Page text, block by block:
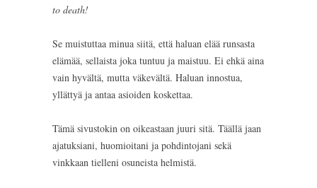
to death!
Se muistuttaa minua siitä, että haluan elää runsasta
elämää, sellaista joka tuntuu ja maistuu. Ei ehkä aina
vain hyvältä, mutta väkevältä. Haluan innostua,
yllättyä ja antaa asioiden koskettaa.
Tämä sivustokin on oikeastaan juuri sitä. Täällä jaan
ajatuksiani, huomioitani ja pohdintojani sekä
vinkkaan tielleni osuneista helmistä.